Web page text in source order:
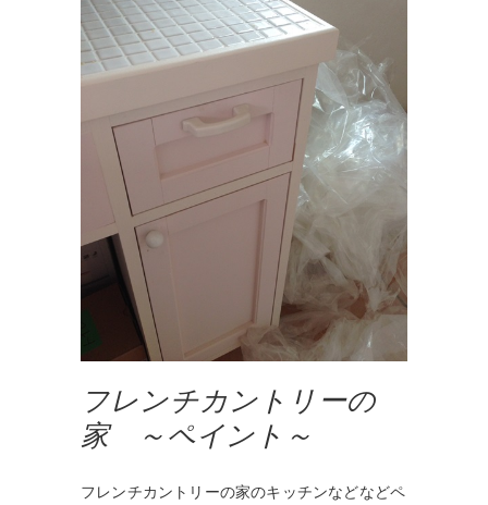
フレンチカントリーの
家 ～ペイント～
フレンチカントリーの家のキッチンなどなどペ